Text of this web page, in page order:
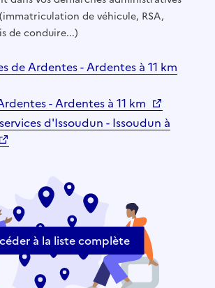
de véhicule, RSA,
de conduire...)
de Ardentes - Ardentes à 11 km
- Ardentes à 11 km
d'Issoudun - Issoudun à
à la liste complète